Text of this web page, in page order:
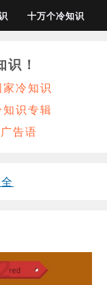
十万个冷知识
！
家冷知识
知识专辑
广告语